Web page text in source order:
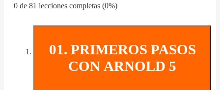
0 de 81 lecciones completas (0%)
01. PRIMEROS PASOS
CON ARNOLD 5